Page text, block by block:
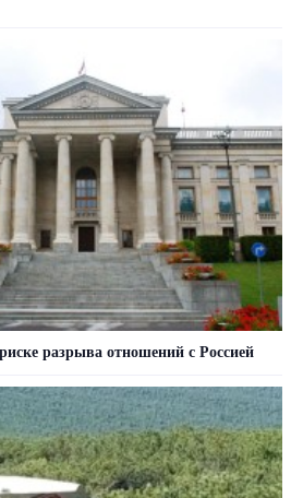
разрыва отношений с Россией